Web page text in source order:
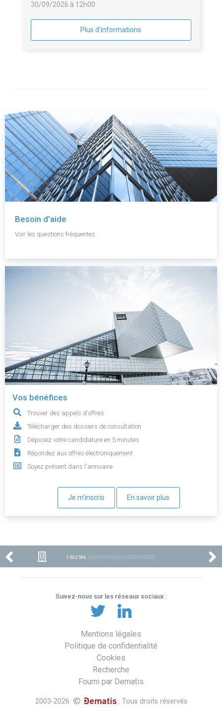
30/09/2026 à 12h00
Plus d'informations
Besoin d'aide
Voir les questions fréquentes.
Vos bénéfices
Trouver des appels d'offres
Télécharger des dossiers de consultation
Déposez votre candidature en 5 minutes
Répondez aux offres électroniquement
Soyez présent dans l'annuaire
Je m'inscris En savoir plus
1 002 596 ENTREPRISES ENREGISTRÉES
Suivez-nous sur les réseaux sociaux :
Mentions légales
Politique de confidentialité
Cookies
Recherche
Fourni par Dematis
2003-2026 . Tous droits réservés